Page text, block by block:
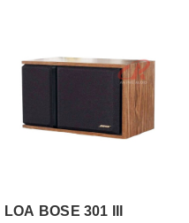
LOA BOSE 301 III